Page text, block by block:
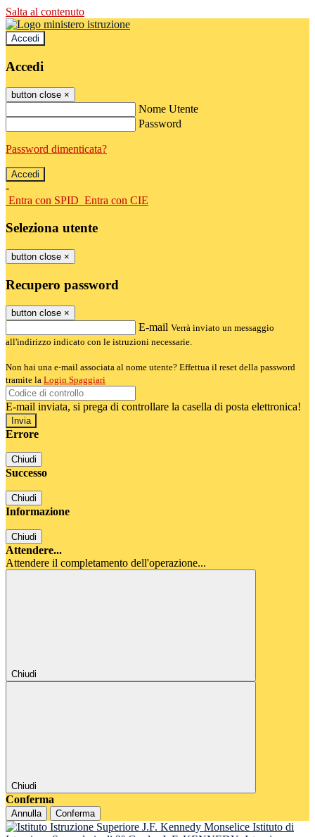
Salta al contenuto
Accedi
Accedi
button close ×
Nome Utente
Password
Password dimenticata?
-
Entra con SPID Entra con CIE
Seleziona utente
button close ×
Recupero password
button close ×
E-mail Verrà inviato un messaggio
all'indirizzo indicato con le istruzioni necessarie.
Non hai una e-mail associata al nome utente? Effettua il reset della password
tramite la Login Spaggiari
E-mail inviata, si prega di controllare la casella di posta elettronica!
Errore
Chiudi
Successo
Chiudi
Informazione
Chiudi
Attendere...
Attendere il completamento dell'operazione...
Chiudi
Chiudi
Conferma
Annulla Conferma
Istituto di